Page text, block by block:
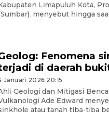
Limapuluh Kota,
menyebut hingga
Fenomena
di daerah
Januari 2026 20:15
Geologi dan Mitigasi
Ade Edward
atau tanah tiba-tiba
Stasiun
12 Juni 2026 18:49